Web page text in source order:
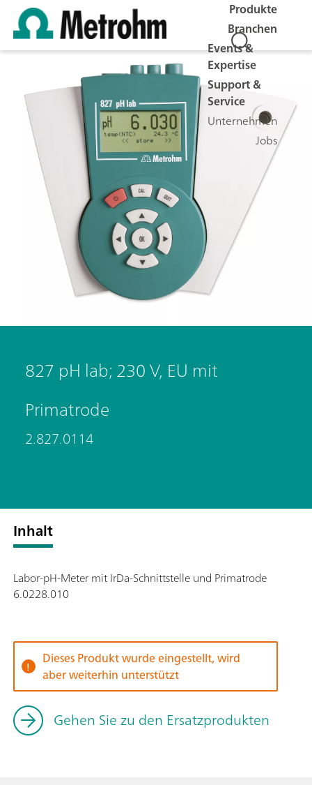
Produkte
Branchen
Events &
Expertise
Support &
Service
Unternehmen
Jobs
827 pH lab; 230 V, EU mit
Primatrode
2.827.0114
Inhalt
Labor-pH-Meter mit IrDa-Schnittstelle und Primatrode
6.0228.010
Dieses Produkt wurde eingestellt, wird
aber weiterhin unterstützt
Gehen Sie zu den Ersatzprodukten